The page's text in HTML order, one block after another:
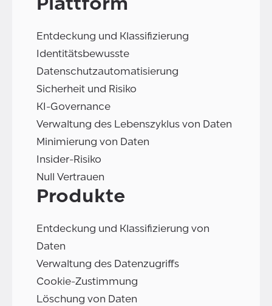
Entdeckung und Klassifizierung
Identitätsbewusste
Datenschutzautomatisierung
Sicherheit und Risiko
KI-Governance
Verwaltung des Lebenszyklus von Daten
Minimierung von Daten
Insider-Risiko
Null Vertrauen
Produkte
Entdeckung und Klassifizierung von
Daten
Verwaltung des Datenzugriffs
Cookie-Zustimmung
Löschung von Daten